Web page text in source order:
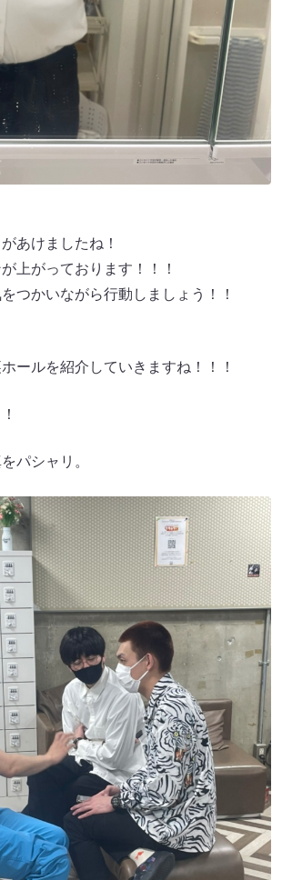
あけましたね！
上がっております！！！
つかいながら行動しましょう！！
ールを紹介していきますね！！！
パシャリ。